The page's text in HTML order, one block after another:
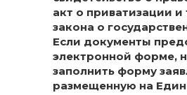
акт о приватизации и
закона о
Если документы
электронной форме,
заполнить форму
размещенную на